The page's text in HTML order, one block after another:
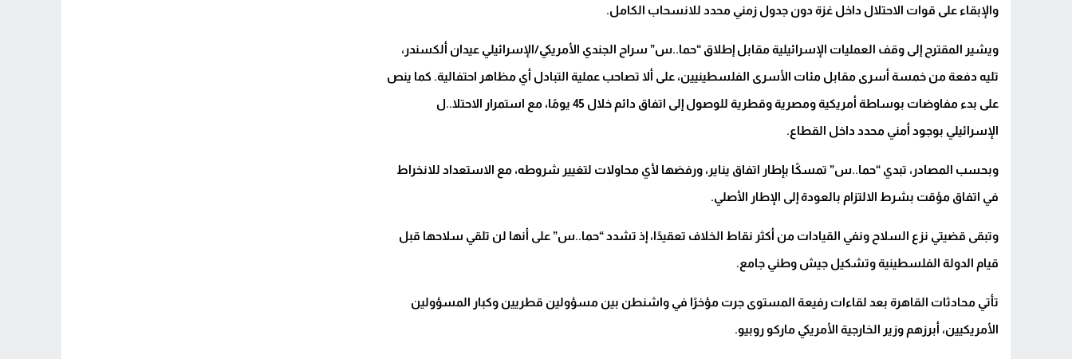
والإبقاء على قوات الاحتلال داخل غزة دون جدول زمني محدد للانسحاب الكامل.
ويشير المقترح إلى وقف العمليات الإسرائيلية مقابل إطلاق “حما..س” سراح الجندي الأمريكي/الإسرائيلي عيدان ألكسندر،
تليه دفعة من خمسة أسرى مقابل مئات الأسرى الفلسطينيين، على ألا تصاحب عملية التبادل أي مظاهر احتفالية. كما ينص
على بدء مفاوضات بوساطة أمريكية ومصرية وقطرية للوصول إلى اتفاق دائم خلال 45 يومًا، مع استمرار الاحتلا..ل
الإسرائيلي بوجود أمني محدد داخل القطاع.
وبحسب المصادر، تبدي “حما..س” تمسكًا بإطار اتفاق يناير، ورفضها لأي محاولات لتغيير شروطه، مع الاستعداد للانخراط
في اتفاق مؤقت بشرط الالتزام بالعودة إلى الإطار الأصلي.
وتبقى قضيتي نزع السلاح ونفي القيادات من أكثر نقاط الخلاف تعقيدًا، إذ تشدد “حما..س” على أنها لن تلقي سلاحها قبل
قيام الدولة الفلسطينية وتشكيل جيش وطني جامع.
تأتي محادثات القاهرة بعد لقاءات رفيعة المستوى جرت مؤخرًا في واشنطن بين مسؤولين قطريين وكبار المسؤولين
الأمريكيين، أبرزهم وزير الخارجية الأمريكي ماركو روبيو.